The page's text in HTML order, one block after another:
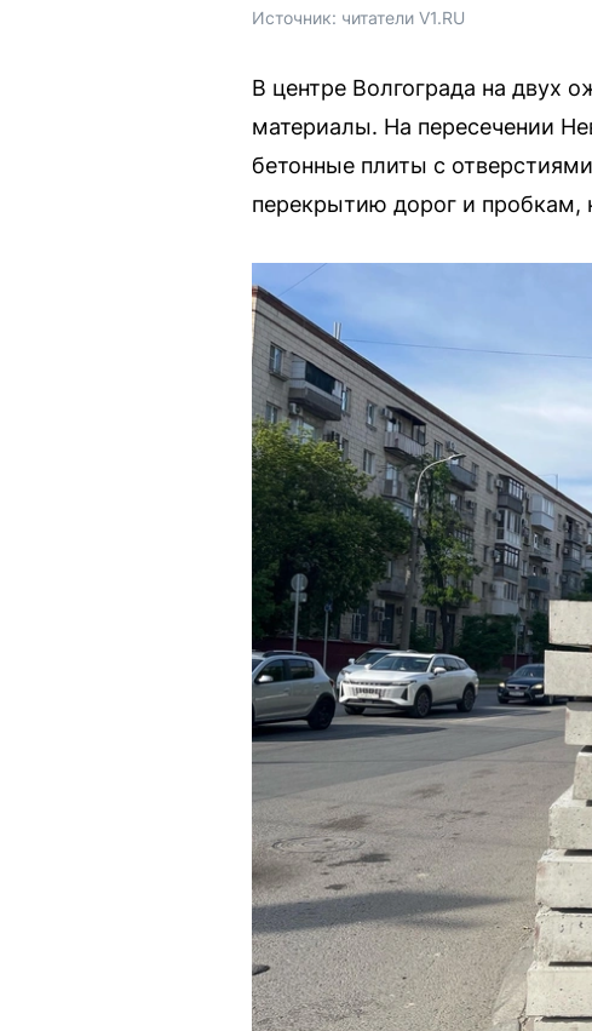
Источник: читатели V1.RU
В центре Волгограда на двух
материалы. На пересечении
бетонные плиты с
перекрытию дорог и пробкам,